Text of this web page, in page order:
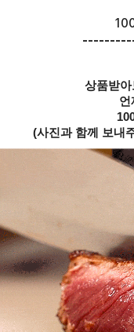
상품받
언
(사진과 함께 보내